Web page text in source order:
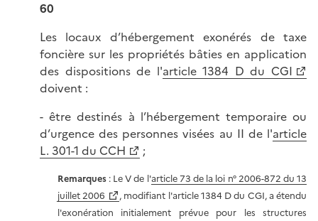
60
Les locaux d’hébergement exonérés de taxe
foncière sur les propriétés bâties en application
des dispositions de l'article 1384 D du CGI
doivent :
- être destinés à l’hébergement temporaire ou
d’urgence des personnes visées au II de l'article
L. 301-1 du CCH
;
Remarques : Le V de l'article 73 de la loi n° 2006-872 du 13
juillet 2006
, modifiant l'article 1384 D du CGI, a étendu
l'exonération initialement prévue pour les structures